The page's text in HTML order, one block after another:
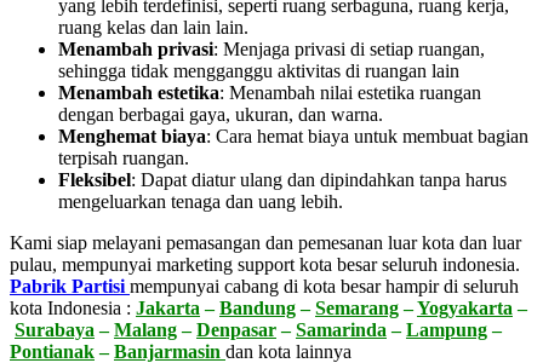
yang lebih terdefinisi, seperti ruang serbaguna, ruang kerja,
ruang kelas dan lain lain.
Menambah privasi: Menjaga privasi di setiap ruangan,
sehingga tidak mengganggu aktivitas di ruangan lain
Menambah estetika: Menambah nilai estetika ruangan
dengan berbagai gaya, ukuran, dan warna.
Menghemat biaya: Cara hemat biaya untuk membuat bagian
terpisah ruangan.
Fleksibel: Dapat diatur ulang dan dipindahkan tanpa harus
mengeluarkan tenaga dan uang lebih.
Kami siap melayani pemasangan dan pemesanan luar kota dan luar
pulau, mempunyai marketing support kota besar seluruh indonesia.
Pabrik Partisi mempunyai cabang di kota besar hampir di seluruh
kota Indonesia : Jakarta –Bandung–Semarang–Yogyakarta –
Surabaya –Malang–Denpasar–Samarinda –Lampung–
Pontianak–Banjarmasin dan kota lainnya